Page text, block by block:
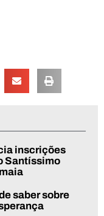
inscrições
Santíssimo
saber sobre